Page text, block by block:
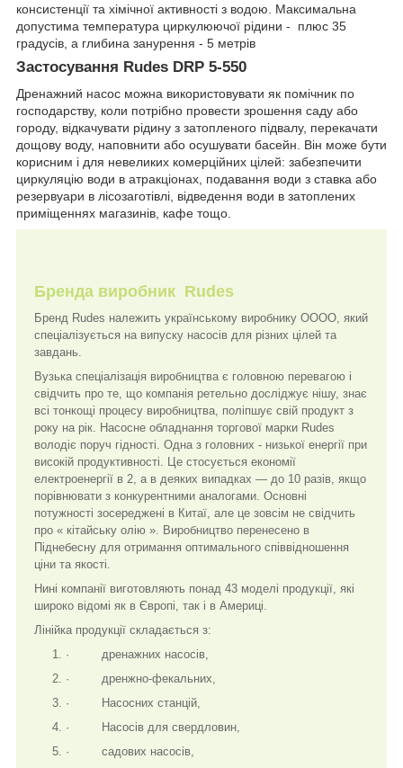
консистенції та хімічної активності з водою. Максимальна
допустима температура циркулюючої рідини - плюс 35
градусів, а глибина занурення - 5 метрів
Застосування Rudes DRP 5-550
Дренажний насос можна використовувати як помічник по
господарству, коли потрібно провести зрошення саду або
городу, відкачувати рідину з затопленого підвалу, перекачати
дощову воду, наповнити або осушувати басейн. Він може бути
корисним і для невеликих комерційних цілей: забезпечити
циркуляцію води в атракціонах, подавання води з ставка або
резервуари в лісозаготівлі, відведення води в затоплених
приміщеннях магазинів, кафе тощо.
Бренда виробник Rudes
Бренд Rudes належить українському виробнику ОООО, який
спеціалізується на випуску насосів для різних цілей та
завдань.
Вузька спеціалізація виробництва є головною перевагою і
свідчить про те, що компанія ретельно досліджує нішу, знає
всі тонкощі процесу виробництва, поліпшує свій продукт з
року на рік. Насосне обладнання торгової марки Rudes
володіє поруч гідності. Одна з головних - низької енергії при
високій продуктивності. Це стосується економії
електроенергії в 2, а в деяких випадках — до 10 разів, якщо
порівнювати з конкурентними аналогами. Основні
потужності зосереджені в Китаї, але це зовсім не свідчить
про « кітайську олію ». Виробництво перенесено в
Піднебесну для отримання оптимального співвідношення
ціни та якості.
Нині компанії виготовляють понад 43 моделі продукції, які
широко відомі як в Європі, так і в Америці.
Лінійка продукції складається з:
· дренажних насосів,
· дренжно-фекальних,
· Насосних станцій,
· Насосів для свердловин,
· садових насосів,